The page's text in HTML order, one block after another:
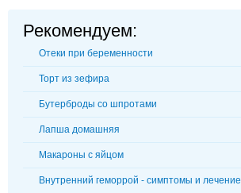
Рекомендуем:
Отеки при беременности
Торт из зефира
Бутерброды со шпротами
Лапша домашняя
Макароны с яйцом
Внутренний геморрой - симптомы и лечение